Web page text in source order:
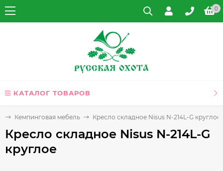
0
КАТАЛОГ ТОВАРОВ
Кемпинговая мебель Кресло складное Nisus N-214L-G круглое
Кресло складное Nisus N-214L-G
круглое